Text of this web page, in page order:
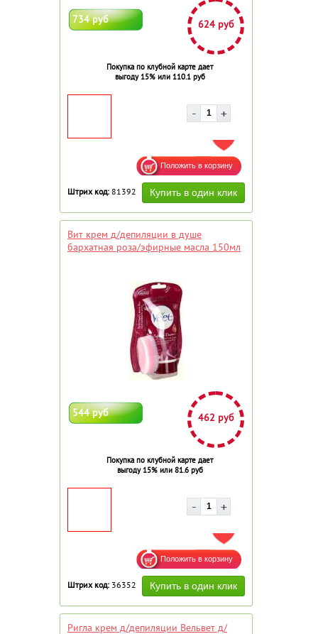
734 руб 624 руб
Покупка по клубной карте дает
выгоду 15% или 110.1 руб
ДОБАВИТЬ В ИЗБРАННОЕ
Штрих код: 81392
Вит крем д/депиляции в душе
бархатная роза/эфирные масла 150мл
544 руб 462 руб
Покупка по клубной карте дает
выгоду 15% или 81.6 руб
ДОБАВИТЬ В ИЗБРАННОЕ
Штрих код: 36352
Ригла крем д/депиляции Вельвет д/